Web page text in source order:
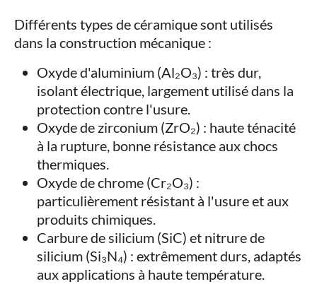
Différents types de céramique sont utilisés
dans la construction mécanique :
Oxyde d'aluminium (Al₂O₃) : très dur,
isolant électrique, largement utilisé dans la
protection contre l'usure.
Oxyde de zirconium (ZrO₂) : haute ténacité
à la rupture, bonne résistance aux chocs
thermiques.
Oxyde de chrome (Cr₂O₃) :
particulièrement résistant à l'usure et aux
produits chimiques.
Carbure de silicium (SiC) et nitrure de
silicium (Si₃N₄) : extrêmement durs, adaptés
aux applications à haute température.